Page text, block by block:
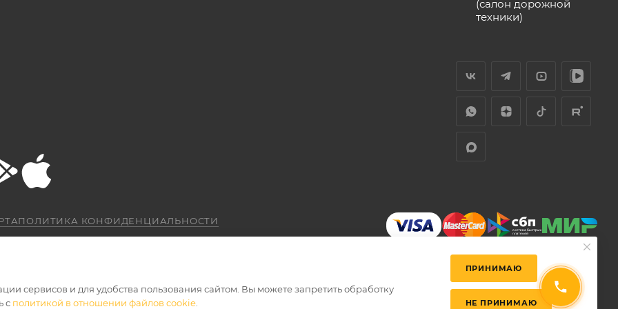
(салон дорожной
техники)
ПОЛИТИКА КОНФИДЕНЦИАЛЬНОСТИ
сервисов и для удобства пользования сайтом. Вы можете запретить обработку
с политикой в отношении файлов cookie
ПРИНИМАЮ
НЕ ПРИНИМАЮ